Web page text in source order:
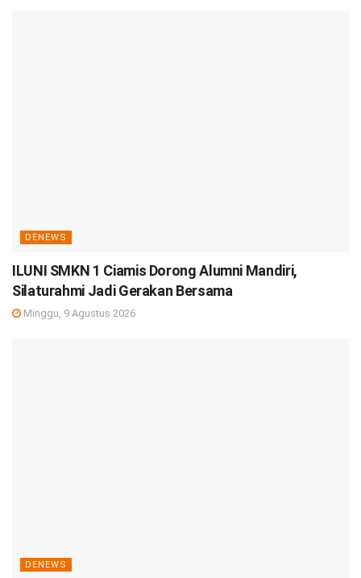
DENEWS
ILUNI SMKN 1 Ciamis Dorong Alumni Mandiri,
Silaturahmi Jadi Gerakan Bersama
Minggu, 9 Agustus 2026
DENEWS